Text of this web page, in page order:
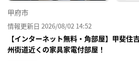
甲府市
情報更新日 2026/08/02 14:52
【インターネット無料・角部屋】甲斐住
州街道近くの家具家電付部屋！